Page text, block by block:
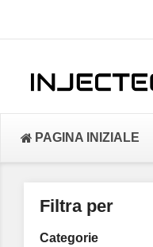
PAGINA INIZIALE
Filtra per
Categorie